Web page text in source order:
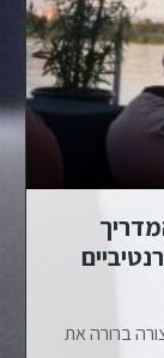
ברורה את